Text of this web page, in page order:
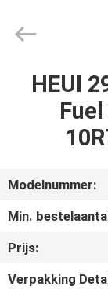
THUIS
VIDEO'S
ONS
Parts
HEUI
Modelnummer:
Min.
Prijs:
Verpakking